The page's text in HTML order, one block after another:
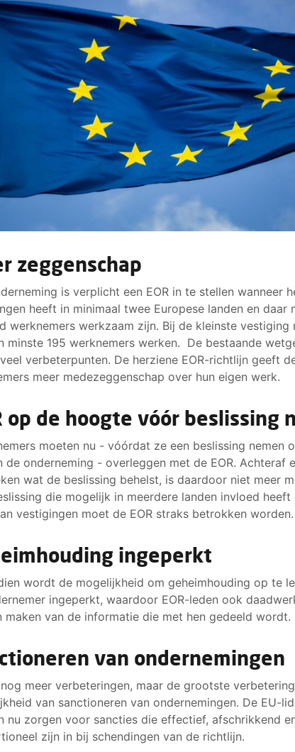
zeggenschap
is verplicht een EOR in te stellen wanneer
heeft in minimaal twee Europese landen en daar
werknemers werkzaam zijn. Bij de kleinste vestiging
minste 195 werknemers werken. De bestaande
verbeterpunten. De herziene EOR-richtlijn geeft
meer medezeggenschap over hun eigen werk.
op de hoogte vóór beslissing
moeten nu - vóórdat ze een beslissing nemen
de onderneming - overleggen met de EOR. Achteraf
wat de beslissing behelst, is daardoor niet meer
die mogelijk in meerdere landen invloed heeft
vestigingen moet de EOR straks betrokken worden.
ingeperkt
wordt de mogelijkheid om geheimhouding op te
ingeperkt, waardoor EOR-leden ook
maken van de informatie die met hen gedeeld wordt.
van ondernemingen
meer verbeteringen, maar de grootste
van sanctioneren van ondernemingen. De EU-
nu zorgen voor sancties die effectief, afschrikkend
zijn in bij schendingen van de richtlijn.